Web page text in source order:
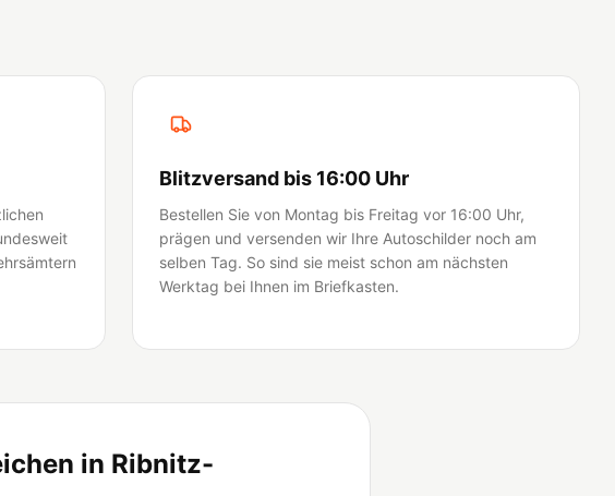
Blitzversand bis 16:00 Uhr
Bestellen Sie von Montag bis Freitag vor 16:00 Uhr,
prägen und versenden wir Ihre Autoschilder noch am
selben Tag. So sind sie meist schon am nächsten
Werktag bei Ihnen im Briefkasten.
in Ribnitz-